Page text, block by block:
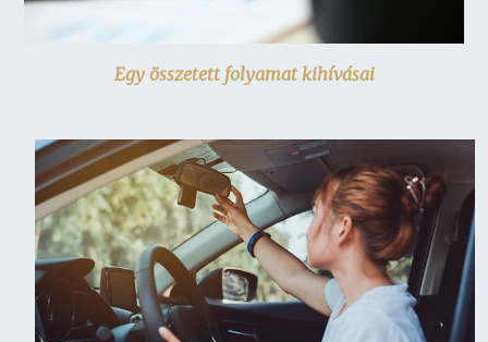
Egy összetett folyamat kihívásai